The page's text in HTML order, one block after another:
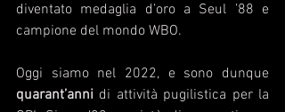
diventato medaglia d’oro a Seul ’88 e
campione del mondo WBO.
quarant’anni di attività pugilistica per la